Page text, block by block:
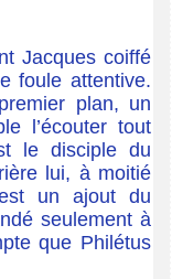
Jacques coiffé
foule attentive.
plan, un
l’écouter tout
le disciple du
lui, à moitié
un ajout du
seulement à
que Philétus